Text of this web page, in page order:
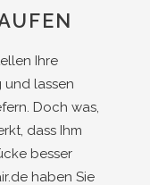
Ihre
und lassen
Doch was,
dass Ihm
besser
haben Sie